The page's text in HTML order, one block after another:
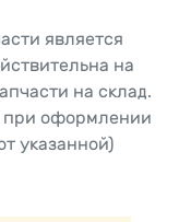
является
на
на склад.
при оформлении
указанной)